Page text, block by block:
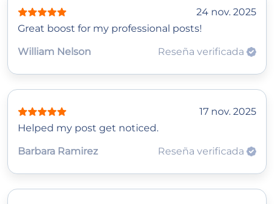
24 nov. 2025
Great boost for my professional posts!
William Nelson
Reseña verificada
17 nov. 2025
Helped my post get noticed.
Barbara Ramirez
Reseña verificada